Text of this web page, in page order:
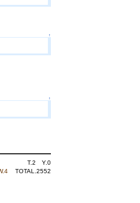
↑
↑
T.2 Y.0
TOTAL.2552